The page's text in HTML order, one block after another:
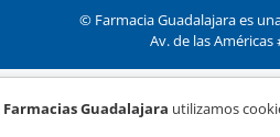
© Farmacia Guadalajara es
Av. de las Américas
Formas de pago y
Farmacias Guadalajara utilizamos